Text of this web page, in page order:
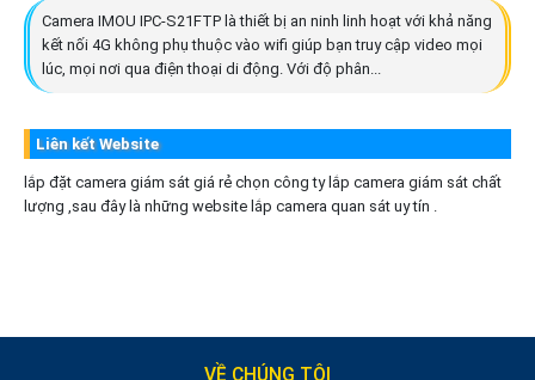
Camera IMOU IPC-S21FTP là thiết bị an ninh linh hoạt với khả năng
kết nối 4G không phụ thuộc vào wifi giúp bạn truy cập video mọi
lúc, mọi nơi qua điện thoại di động. Với độ phân...
Liên kết Website
lắp đặt camera giám sát giá rẻ chọn công ty lắp camera giám sát chất
lượng ,sau đây là những website lắp camera quan sát uy tín .
VỀ CHÚNG TÔI